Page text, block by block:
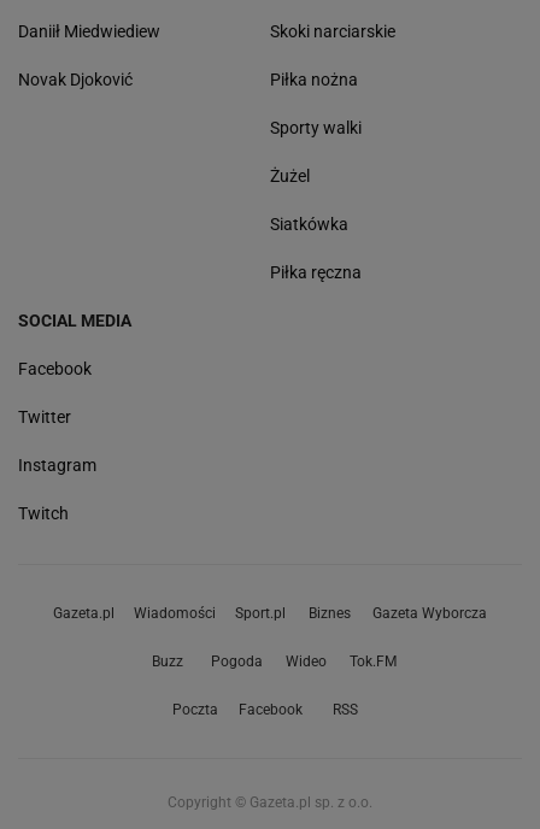
Daniił Miedwiediew
Novak Djoković
Skoki narciarskie
Piłka nożna
Sporty walki
Żużel
Siatkówka
Piłka ręczna
SOCIAL MEDIA
Facebook
Twitter
Instagram
Twitch
Gazeta.pl Wiadomości Sport.pl Biznes Gazeta Wyborcza
Buzz Pogoda Wideo Tok.FM
Poczta Facebook RSS
Copyright © Gazeta.pl sp. z o.o.